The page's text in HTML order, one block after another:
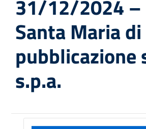
31/12/2024 –
Santa Maria
s.p.a.